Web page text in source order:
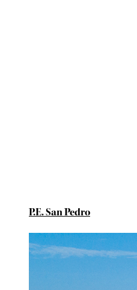
P.E. San Pedro